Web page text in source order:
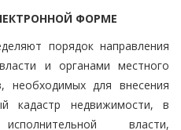
ФОРМЕ
порядок направления
и органами местного
необходимых для внесения
кадастр недвижимости, в
власти,